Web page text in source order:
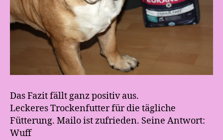
Das Fazit fällt ganz positiv aus.
Leckeres Trockenfutter für die tägliche
Fütterung. Mailo ist zufrieden. Seine Antwort:
Wuff
V
n